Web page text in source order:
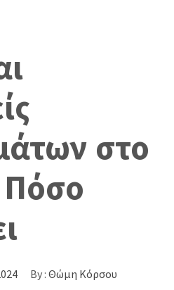
στο
By : Θώμη Κόρσου